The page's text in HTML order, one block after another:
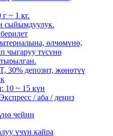
~ 1 кг.
сыйымдуулук.
өлчөмүнө,
чыгаруу түсүнө
30% депозит, жөнөтүү
10 ~ 15 күн
/ аба / деңиз
чейин